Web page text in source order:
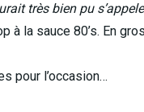
très bien pu
à la sauce 80’s. En gros
pour l’occasion…